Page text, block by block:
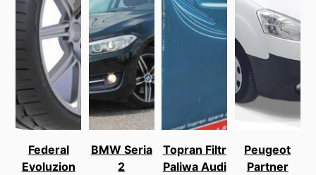
Federal
Evoluzion
BMW Seria
2
Topran Filtr
Paliwa Audi
Peugeot
Partner